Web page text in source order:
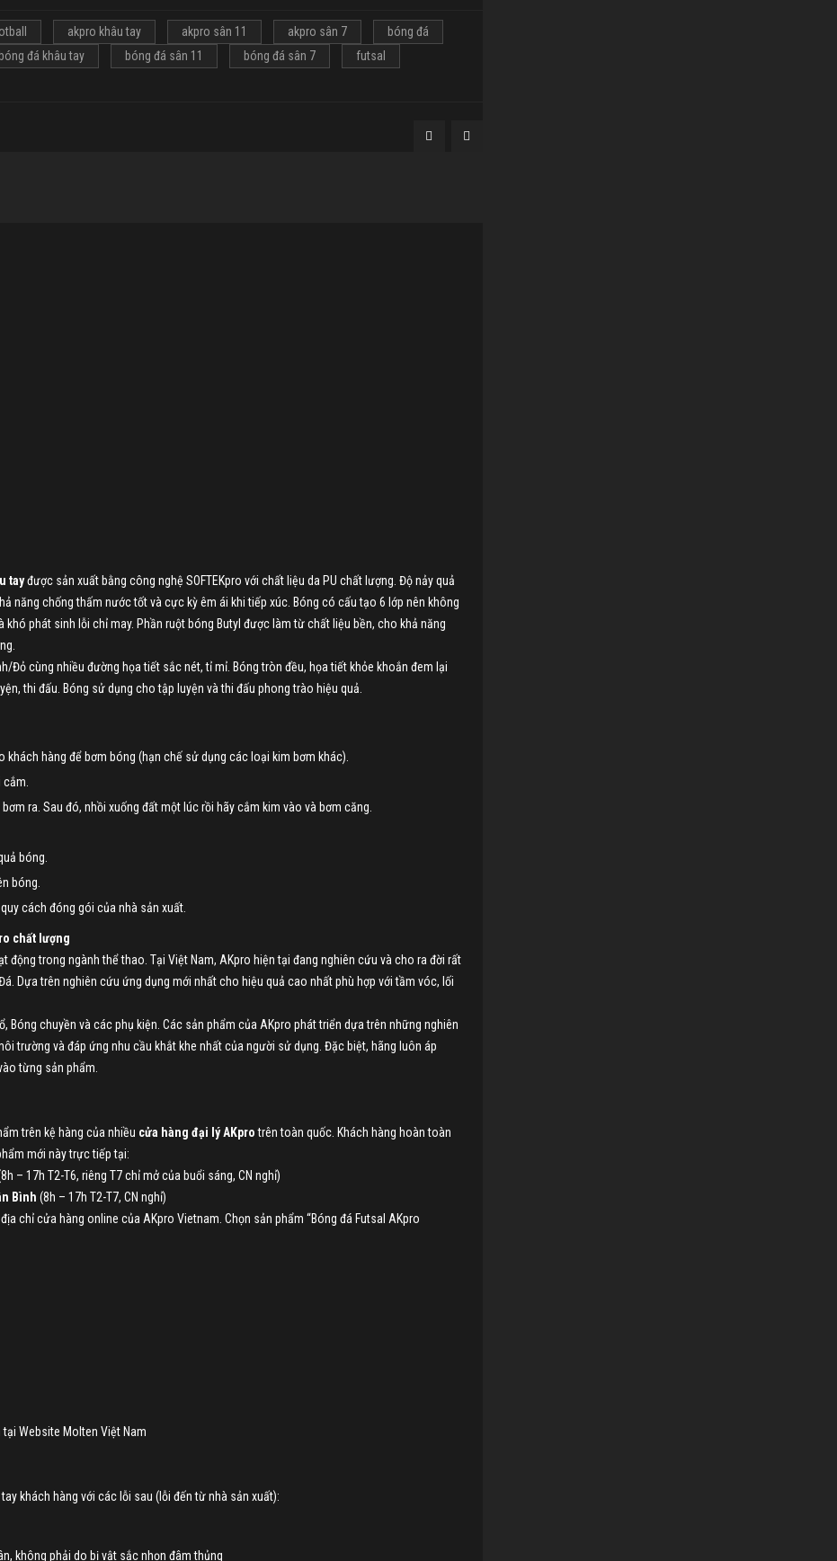
akpro khâu tay akpro sân 11 akpro sân 7
bóng đá
bóng đá khâu tay bóng đá sân 11 bóng đá sân 7
futsal
tayđược sản xuất bằng công nghệ SOFTEKpro với chất liệu da PU chất lượng. Độ nảy quả
năng chống thấm nước tốt và cực kỳ êm ái khi tiếp xúc. Bóng có cấu tạo 6 lớp nên không
phát sinh lỗi chỉ may. Phần ruột bóng Butyl được làm từ chất liệu bền, cho khả năng
Đỏ cùng nhiều đường họa tiết sắc nét, tỉ mỉ. Bóng tròn đều, họa tiết khỏe khoắn đem lại
thi đấu. Bóng sử dụng cho tập luyện và thi đấu phong trào hiệu quả.
hàng để bơm bóng (hạn chế sử dụng các loại kim bơm khác).
ra. Sau đó, nhồi xuống đất một lúc rồi hãy cắm kim vào và bơm căng.
bóng.
bóng.
cách đóng gói của nhà sản xuất.
chất lượng
động trong ngành thể thao. Tại Việt Nam, AKpro hiện tại đang nghiên cứu và cho ra đời rất
Dựa trên nghiên cứu ứng dụng mới nhất cho hiệu quả cao nhất phù hợp với tầm vóc, lối
Bóng chuyền và các phụ kiện. Các sản phẩm của AKpro phát triển dựa trên những nghiên
trường và đáp ứng nhu cầu khắt khe nhất của người sử dụng. Đặc biệt, hãng luôn áp
từng sản phẩm.
trên kệ hàng của nhiều cửa hàng đại lý AKprotrên toàn quốc. Khách hàng hoàn toàn
mới này trực tiếp tại:
– 17h T2-T6, riêng T7 chỉ mở của buổi sáng, CN nghỉ)
Bình (8h – 17h T2-T7, CN nghỉ)
chỉ cửa hàng online của AKpro Vietnam. Chọn sản phẩm “Bóng đá Futsal AKpro
Website Molten Việt Nam
khách hàng với các lỗi sau (lỗi đến từ nhà sản xuất):
không phải do bị vật sắc nhọn đâm thủng